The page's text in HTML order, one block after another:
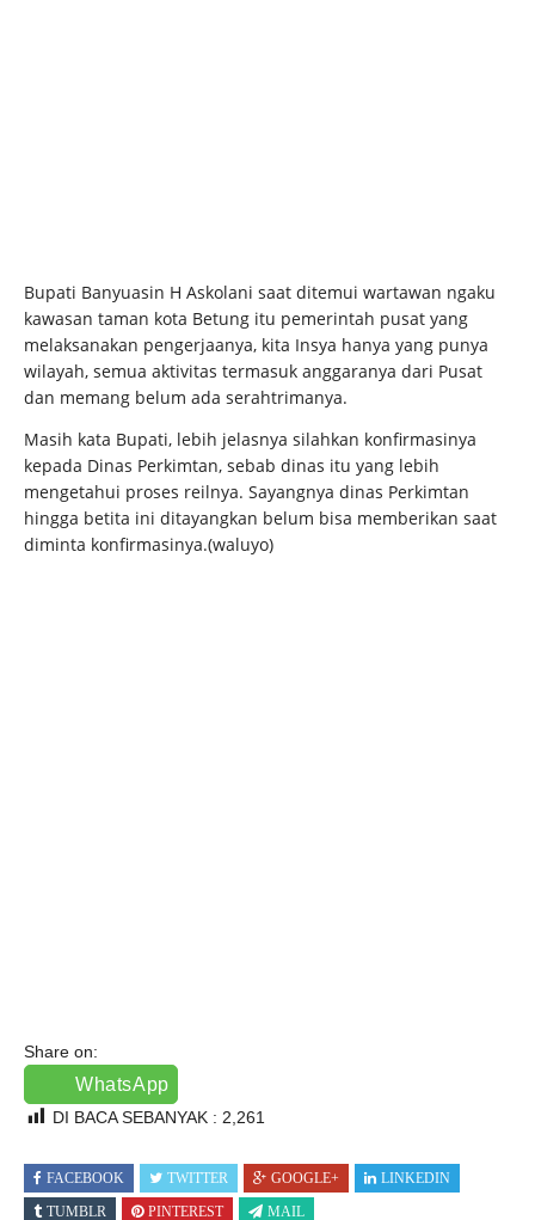
Bupati Banyuasin H Askolani saat ditemui wartawan ngaku
kawasan taman kota Betung itu pemerintah pusat yang
melaksanakan pengerjaanya, kita Insya hanya yang punya
wilayah, semua aktivitas termasuk anggaranya dari Pusat
dan memang belum ada serahtrimanya.
Masih kata Bupati, lebih jelasnya silahkan konfirmasinya
kepada Dinas Perkimtan, sebab dinas itu yang lebih
mengetahui proses reilnya. Sayangnya dinas Perkimtan
hingga betita ini ditayangkan belum bisa memberikan saat
diminta konfirmasinya.(waluyo)
Share on:
WhatsApp
DI BACA SEBANYAK : 2,261
FACEBOOK TWITTER GOOGLE+
LINKEDIN
TUMBLR
PINTEREST MAIL